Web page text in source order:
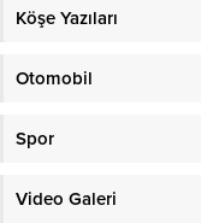
Köşe Yazıları
Otomobil
Spor
Video Galeri